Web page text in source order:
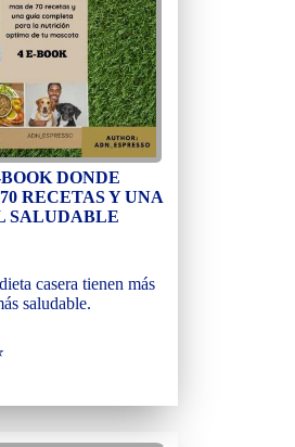
DONDE
RECETAS Y UNA
SALUDABLE
casera tienen más
saludable.